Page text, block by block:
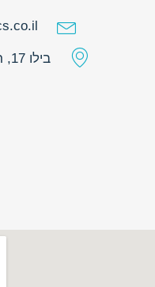
בילו 17, רחובות (ליד קניון רחובות)